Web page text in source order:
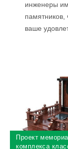
инженеры
памятников,
ваше
Проект
комплекса